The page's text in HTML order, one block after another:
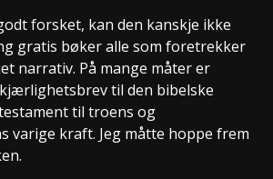
forsket, kan den kanskje ikke
gratis bøker alle som foretrekker
narrativ. På mange måter er
til den bibelske
til troens og
varige kraft. Jeg måtte hoppe frem